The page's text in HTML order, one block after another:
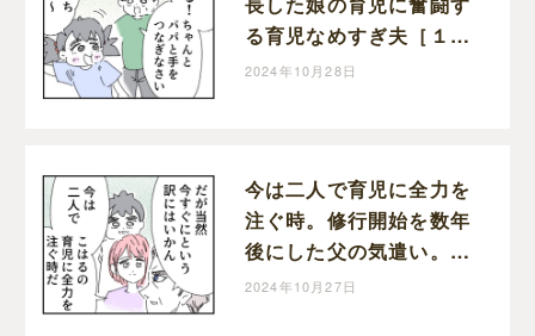
る育児なめすぎ夫［１９
９］｜くまおのマンガ堂
2024年10月28日
今は二人で育児に全力を
注ぐ時。修行開始を数年
後にした父の気遣い。育
児なめすぎ夫［１９８］
2024年10月27日